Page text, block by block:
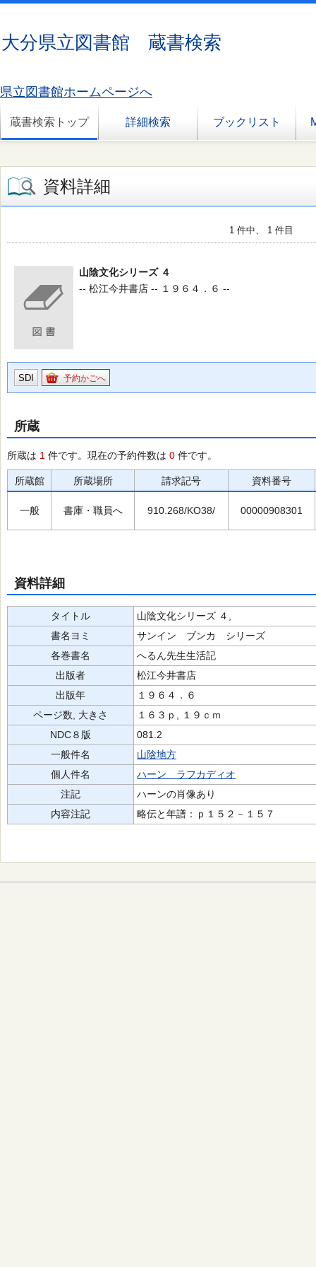
大分県立図書館 蔵書検索
県立図書館ホームページへ
蔵書検索トップ 詳細検索 ブックリスト
資料詳細
1 件中、 1 件目
山陰文化シリーズ ４
-- 松江今井書店 -- １９６４．６ --
SDI 予約かごへ
所蔵
所蔵は 1 件です。現在の予約件数は 0 件です。
所蔵館 所蔵場所 請求記号 資料番号
一般 書庫・職員へ 910.268/KO38/ 00000908301
資料詳細
タイトル
山陰文化シリーズ ４,
書名ヨミ
サンイン ブンカ シリーズ
各巻書名
へるん先生生活記
出版者
松江今井書店
出版年
１９６４．６
ページ数, 大きさ
１６３ｐ, １９ｃｍ
NDC８版
081.2
一般件名
山陰地方
個人件名
ハーン ラフカディオ
注記
ハーンの肖像あり
内容注記
略伝と年譜：ｐ１５２－１５７